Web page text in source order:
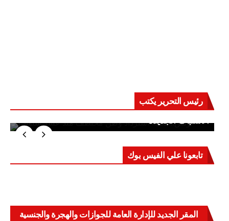
رئيس التحرير يكتب
حرب على العقول.. حادثة دمياط تكشف قواعد
الاشتباك الجديدة
تابعونا علي الفيس بوك
المقر الجديد للإدارة العامة للجوازات والهجرة والجنسية